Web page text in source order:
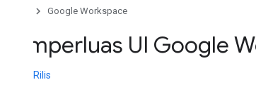
Google Workspace
Memperluas UI Google
Catatan Rilis